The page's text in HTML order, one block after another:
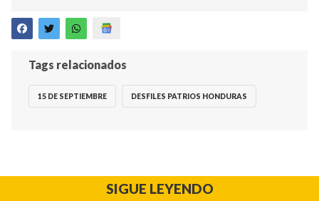
Tags relacionados
15 DE SEPTIEMBRE DESFILES PATRIOS HONDURAS
SIGUE LEYENDO